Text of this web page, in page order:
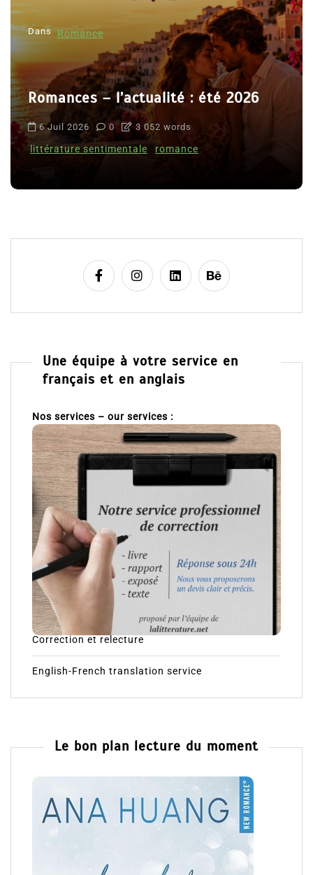
Dans Romance
Romances – l’actualité : été 2026
6 Juil 2026 0 3 052 words
littérature sentimentale romance
Une équipe à votre service en
français et en anglais
Nos services – our services :
Correction et relecture
English-French translation service
Le bon plan lecture du moment